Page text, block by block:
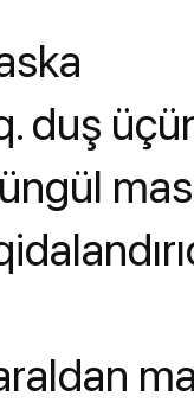
duş üçün